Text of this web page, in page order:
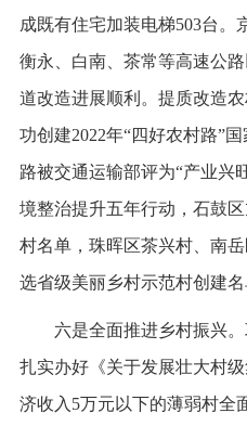
成既有住宅加装电梯503台。
衡永、白南、茶常等高速公
道改造进展顺利。提质改造
功创建2022年“四好农村路”
路被交通运输部评为“产业兴
境整治提升五年行动，石鼓
村名单，珠晖区茶兴村、南
选省级美丽乡村示范村创建名
六是全面推进乡村振兴
扎实办好《关于发展壮大村
济收入5万元以下的薄弱村全